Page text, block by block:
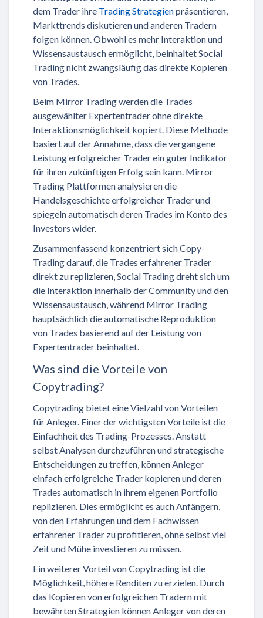
dem Trader ihre Trading Strategienpräsentieren,
Markttrends diskutieren und anderen Tradern
folgen können. Obwohl es mehr Interaktion und
Wissensaustausch ermöglicht, beinhaltet Social
Trading nicht zwangsläufig das direkte Kopieren
von Trades.
Beim Mirror Trading werden die Trades
ausgewählter Expertentrader ohne direkte
Interaktionsmöglichkeit kopiert. Diese Methode
basiert auf der Annahme, dass die vergangene
Leistung erfolgreicher Trader ein guter Indikator
für ihren zukünftigen Erfolg sein kann. Mirror
Trading Plattformen analysieren die
Handelsgeschichte erfolgreicher Trader und
spiegeln automatisch deren Trades im Konto des
Investors wider.
Zusammenfassend konzentriert sich Copy-
Trading darauf, die Trades erfahrener Trader
direkt zu replizieren, Social Trading dreht sich um
die Interaktion innerhalb der Community und den
Wissensaustausch, während Mirror Trading
hauptsächlich die automatische Reproduktion
von Trades basierend auf der Leistung von
Expertentrader beinhaltet.
Was sind die Vorteile von
Copytrading?
Copytrading bietet eine Vielzahl von Vorteilen
für Anleger. Einer der wichtigsten Vorteile ist die
Einfachheit des Trading-Prozesses. Anstatt
selbst Analysen durchzuführen und strategische
Entscheidungen zu treffen, können Anleger
einfach erfolgreiche Trader kopieren und deren
Trades automatisch in ihrem eigenen Portfolio
replizieren. Dies ermöglicht es auch Anfängern,
von den Erfahrungen und dem Fachwissen
erfahrener Trader zu profitieren, ohne selbst viel
Zeit und Mühe investieren zu müssen.
Ein weiterer Vorteil von Copytrading ist die
Möglichkeit, höhere Renditen zu erzielen. Durch
das Kopieren von erfolgreichen Tradern mit
bewährten Strategien können Anleger von deren